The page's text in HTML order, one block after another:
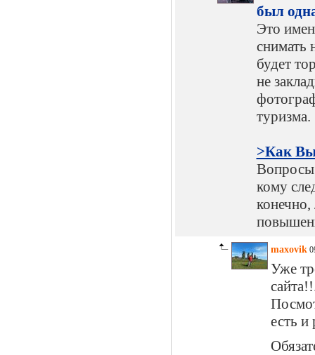
был
Это
снимать
будет
не
туризма.
>Как
Вопросы
кому
maxovik
Уже
есть и